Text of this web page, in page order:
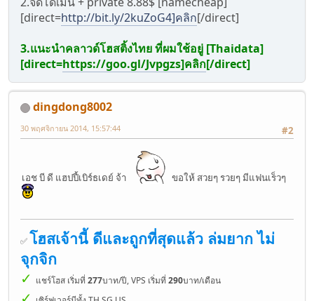
[direct=http://bit.ly/2kuZoG4]คลิก[/direct]
3.แนะนำคลาวด์โฮสติ้งไทย ที่ผมใช้อยู่ [Thaidata]
[direct=https://goo.gl/Jvpgzs]คลิก[/direct]
dingdong8002
#2
30 พฤศจิกายน 2014, 15:57:44
เอช บี ดี แฮปปี้เบิร์ธเดย์ จ้า ขอให้ สวยๆ รวยๆ มีแฟนเร็วๆ
✅โฮสเจ้านี้ ดีและถูกที่สุดแล้ว ล่มยาก ไม่
จุกจิก
✓ แชร์โฮส เริ่มที่ 277บาท/ปี, VPS เริ่มที่ 290บาท/เดือน